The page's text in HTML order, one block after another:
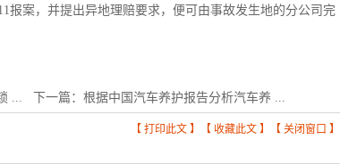
报案，并提出异地理赔要求，便可由事故发生地的分公司完
... 下一篇： 根据中国汽车养护报告分析汽车养 ...
【 打印此文 】【 收藏此文 】【 关闭窗口 】